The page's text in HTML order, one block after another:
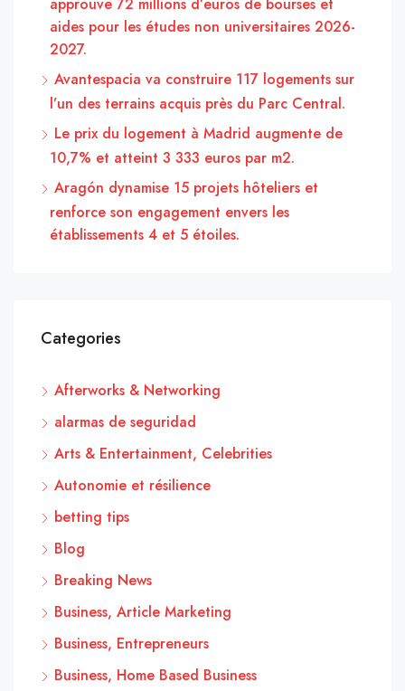
aides pour les études non universitaires 2026-
2027.
Avantespacia va construire 117 logements sur
l’un des terrains acquis près du Parc Central.
Le prix du logement à Madrid augmente de
10,7% et atteint 3 333 euros par m2.
Aragón dynamise 15 projets hôteliers et
renforce son engagement envers les
établissements 4 et 5 étoiles.
Categories
Afterworks & Networking
alarmas de seguridad
Arts & Entertainment, Celebrities
Autonomie et résilience
betting tips
Blog
Breaking News
Business, Article Marketing
Business, Entrepreneurs
Business, Home Based Business